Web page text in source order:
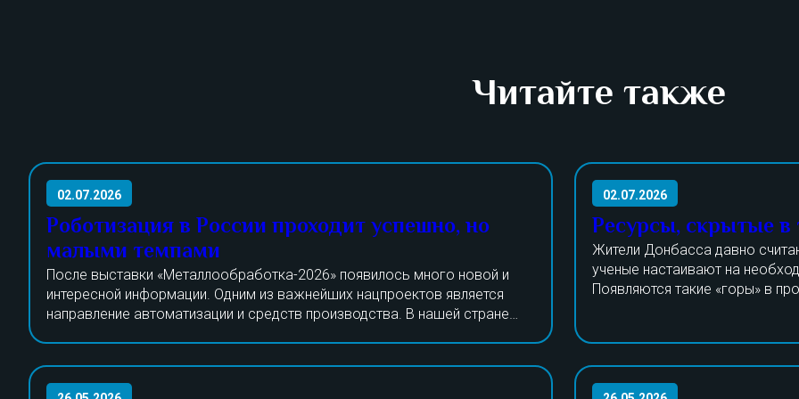
Читайте также
02.07.2026
Роботизация в России проходит успешно, но
малыми темпами
После выставки «Металлообработка-2026» появилось много новой и
интересной информации. Одним из важнейших нацпроектов является
направление автоматизации и средств производства. В нашей стране
робототехнику и открытие местных производств по изготовлению
станков для обработки металлов.
На данный момент силами отечественных изготовителей выпускается
только треть необходимой продукции. В конце 2025 года в РФ работало
свыше 400 предприятий, ответственных за изготовление станков. Растут
02.07.2026
Ресурсы, скрытые в
Жители Донбасса давно
ученые настаивают на
Появляются такие «горы» в
только стандартную
редкоземельных и других
изготовления тротуарной
не только получение угля, но
сжигание массы.